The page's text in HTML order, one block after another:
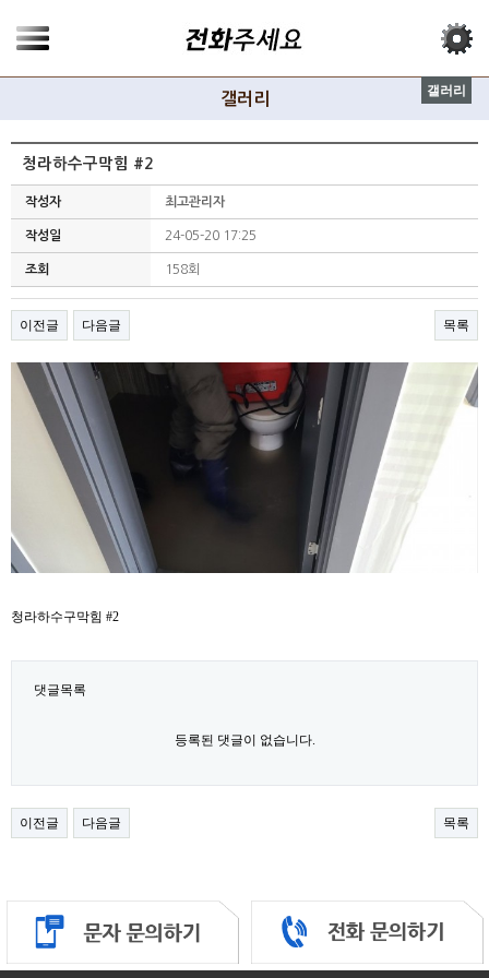
갤러리 갤러리
청라하수구막힘 #2
작성자 최고관리자
작성일 24-05-20 17:25
조회 158회
이전글 다음글 목록
청라하수구막힘 #2
댓글목록
등록된 댓글이 없습니다.
이전글 다음글 목록